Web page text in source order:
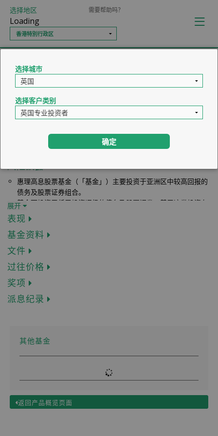
需要帮助吗？
选择地区
Loading
选择城巿
选择客户类别
确定
惠理高息股票基金
风险披露
惠理高息股票基金（「基金」）主要投资于亚洲区中较高回报的
债务及股票证券组合。
基金可投资于低于投资评级的债务及股票证券。基于这类投资存
有投机成份，基金或因此涉及较高风险。
基金可投资于中国及其他亚洲地区市场，故涉及新兴市场风险。
一般而言，由于与新兴市场有关之政治、社会、经济及监管方面
之不明朗因素会造成额外风险，投资于新兴市场比投资于发达市
场较为波动。基金之价值或会巨幅波动及可于短时间内大幅下
滑。阁下可能损失投资的全部价值。
基金可投资于涉及重大风险如交易方违约风险、无力偿还或流动
性风险的衍生产品，故可能使本基金承受重大损失。
就派息单位而言，基金经理目前有意每月分派股息。然而，息率
益中退回或提取部份款项，可能实时导致单位价值下跌。
展开
表现
基金资料
文件
过往价格
奖项
派息纪录
其他基金
返回产品概览页面